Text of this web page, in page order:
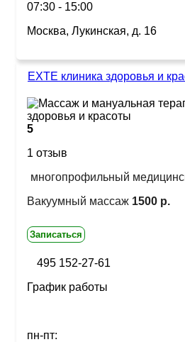
07:30 - 15:00
Москва, Лукинская, д. 16
EXTE клиника здоровья и
5
1 отзыв
многопрофильный
Вакуумный массаж 1500 р.
Записаться
495 152-27-61
График работы
пн-пт: